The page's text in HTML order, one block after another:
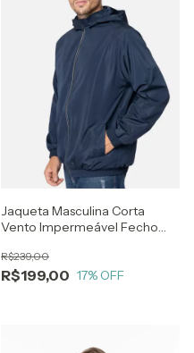
Jaqueta Masculina Corta
Vento Impermeável Fecho
R$199,00
R$239,00
17% OFF